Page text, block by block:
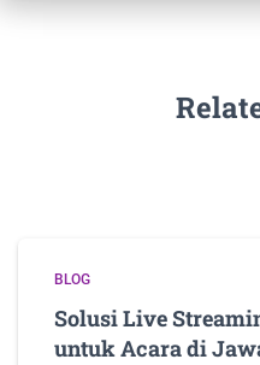
BLOG
Solusi Live
untuk Acara di